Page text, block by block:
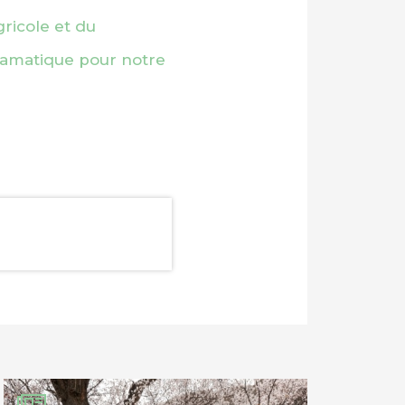
et du
pour notre